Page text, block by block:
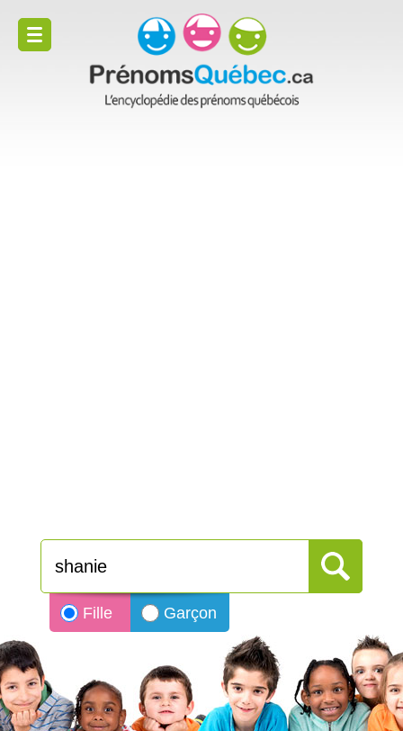
Fille Garçon